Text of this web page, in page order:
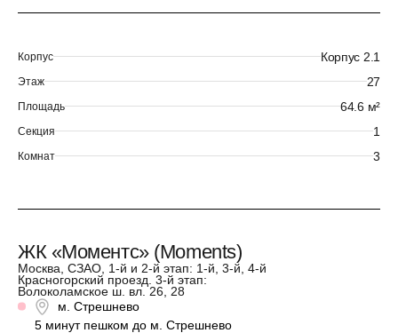
Корпус Корпус 2.1
Этаж 27
Площадь 64.6 м²
Секция 1
Комнат 3
ЖК «Моментс» (Moments)
Москва, СЗАО, 1-й и 2-й этап: 1-й, 3-й, 4-й
Красногорский проезд. 3-й этап:
Волоколамское ш. вл. 26, 28
м. Стрешнево
5 минут пешком до м. Стрешнево